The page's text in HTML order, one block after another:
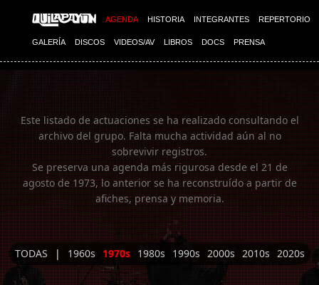
AGENDA HISTORIA INTEGRANTES REPERTORIO
GALERÍA DISCOS VIDEOS/AV LIBROS DOCS PRENSA
Imagen 01
Este listado de actuaciones se ha realizado consultando el
archivo del grupo. Falta mucha actividad aún al no
sobrevivir registros.
Se preserva una agenda más rigurosa desde el 21 de
agosto de 1973, lo anterior se ha reconstruído a partir de
afiches, prensa y memoria.
TODAS | 1960s 1970s 1980s 1990s 2000s 2010s 2020s